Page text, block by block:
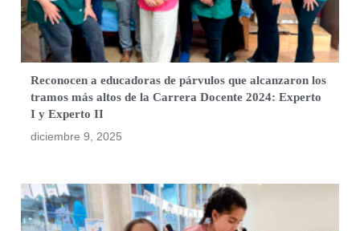
Reconocen a educadoras de párvulos que alcanzaron los
tramos más altos de la Carrera Docente 2024: Experto
I y Experto II
diciembre 9, 2025